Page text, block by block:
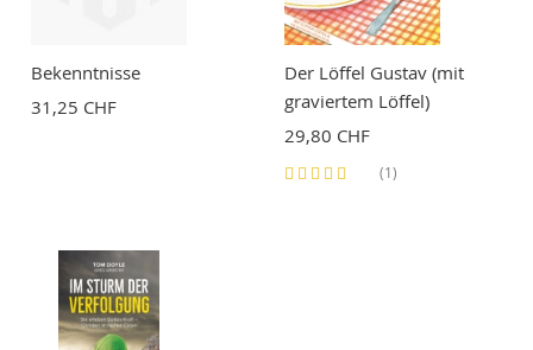
Bekenntnisse
31,25 CHF
Der Löffel Gustav (mit
graviertem Löffel)
29,80 CHF
Bewertung:
(1)